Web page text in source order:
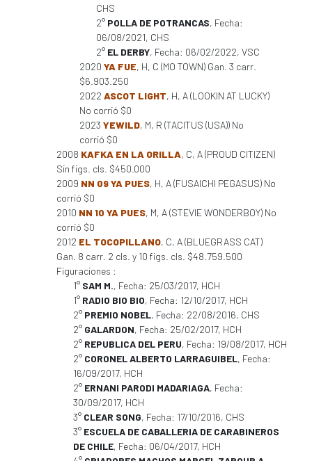
CHS
2° POLLA DE POTRANCAS, Fecha:
06/08/2021, CHS
2° EL DERBY, Fecha: 06/02/2022, VSC
2020 YA FUE, H, C (MO TOWN) Gan. 3 carr.
$6.903.250
2022 ASCOT LIGHT, H, A (LOOKIN AT LUCKY)
No corrió $0
2023 YEWILD, M, R (TACITUS (USA)) No
corrió $0
2008 KAFKA EN LA ORILLA, C, A (PROUD CITIZEN)
Sin figs. cls. $450.000
2009 NN 09 YA PUES, H, A (FUSAICHI PEGASUS) No
corrió $0
2010 NN 10 YA PUES, M, A (STEVIE WONDERBOY) No
corrió $0
2012 EL TOCOPILLANO, C, A (BLUEGRASS CAT)
Gan. 8 carr. 2 cls. y 10 figs. cls. $48.759.500
Figuraciones :
1° SAM M., Fecha: 25/03/2017, HCH
1° RADIO BIO BIO, Fecha: 12/10/2017, HCH
2° PREMIO NOBEL, Fecha: 22/08/2016, CHS
2° GALARDON, Fecha: 25/02/2017, HCH
2° REPUBLICA DEL PERU, Fecha: 19/08/2017, HCH
2° CORONEL ALBERTO LARRAGUIBEL, Fecha:
16/09/2017, HCH
2° ERNANI PARODI MADARIAGA, Fecha:
30/09/2017, HCH
3° CLEAR SONG, Fecha: 17/10/2016, CHS
3° ESCUELA DE CABALLERIA DE CARABINEROS
DE CHILE, Fecha: 06/04/2017, HCH